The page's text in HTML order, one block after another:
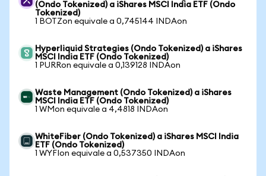
(Ondo Tokenized) a iShares MSCI India ETF (Ondo
Tokenized)
1 BOTZon equivale a 0,745144 INDAon
Hyperliquid Strategies (Ondo Tokenized) a iShares
MSCI India ETF (Ondo Tokenized)
1 PURRon equivale a 0,139128 INDAon
Waste Management (Ondo Tokenized) a iShares
MSCI India ETF (Ondo Tokenized)
1 WMon equivale a 4,4818 INDAon
WhiteFiber (Ondo Tokenized) a iShares MSCI India
ETF (Ondo Tokenized)
1 WYFIon equivale a 0,537350 INDAon